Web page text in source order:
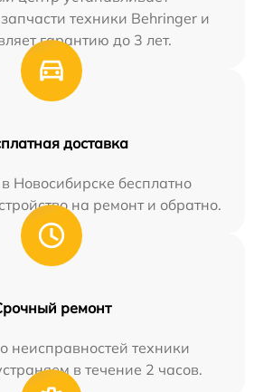
техники Behringer и
гарантию до 3 лет.
доставка
Новосибирске бесплатно
на ремонт и обратно.
ремонт
неисправностей техники
в течение 2 часов.